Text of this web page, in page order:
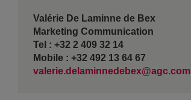
Valérie De Laminne de Bex
Marketing Communication
Tel : +32 2 409 32 14
Mobile : +32 492 13 64 67
valerie.delaminnedebex@agc.com